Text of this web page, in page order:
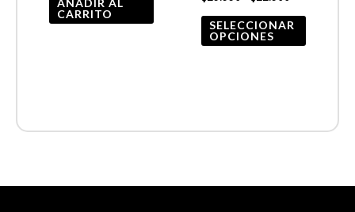
CARRITO
SELECCIONAR
OPCIONES
la
página